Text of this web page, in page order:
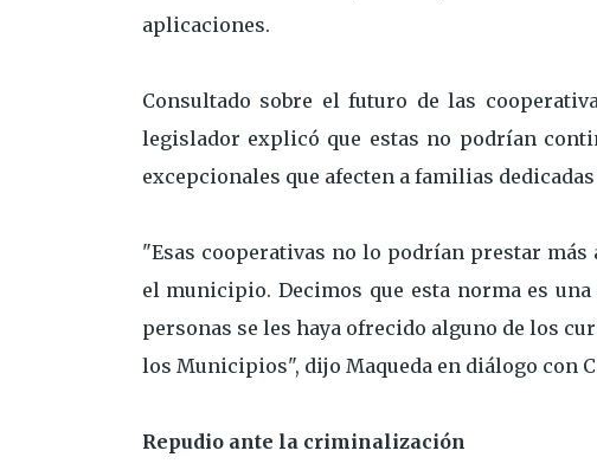
aplicaciones.
Consultado sobre el futuro de las
legislador explicó que estas no podrían
excepcionales que afecten a familias dedicadas
"Esas cooperativas no lo podrían prestar
el municipio. Decimos que esta norma es
personas se les haya ofrecido alguno de los
los Municipios", dijo Maqueda en diálogo con
Repudio ante la criminalización